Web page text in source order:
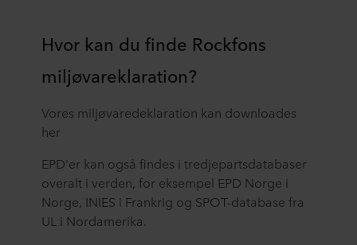
Hvor kan du finde Rockfons
miljøvareklaration?
Vores miljøvaredeklaration kan downloades
her
EPD'er kan også findes i tredjepartsdatabaser
overalt i verden, for eksempel EPD Norge i
Norge, INIES i Frankrig og SPOT-database fra
UL i Nordamerika.